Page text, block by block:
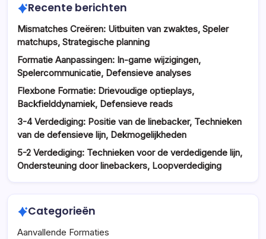
Recente berichten
Mismatches Creëren: Uitbuiten van zwaktes, Speler
matchups, Strategische planning
Formatie Aanpassingen: In-game wijzigingen,
Spelercommunicatie, Defensieve analyses
Flexbone Formatie: Drievoudige optieplays,
Backfielddynamiek, Defensieve reads
3-4 Verdediging: Positie van de linebacker, Technieken
van de defensieve lijn, Dekmogelijkheden
5-2 Verdediging: Technieken voor de verdedigende lijn,
Ondersteuning door linebackers, Loopverdediging
Categorieën
Aanvallende Formaties